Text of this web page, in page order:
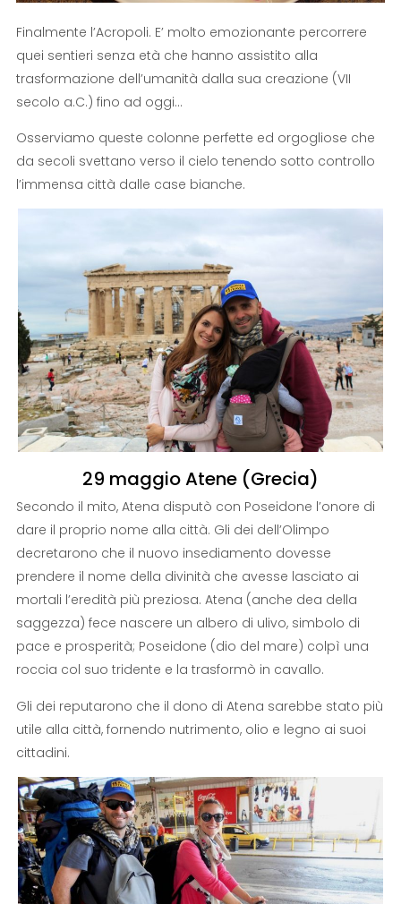
Finalmente l’Acropoli. E’ molto emozionante percorrere
quei sentieri senza età che hanno assistito alla
trasformazione dell’umanità dalla sua creazione (VII
secolo a.C.) fino ad oggi…
Osserviamo queste colonne perfette ed orgogliose che
da secoli svettano verso il cielo tenendo sotto controllo
l’immensa città dalle case bianche.
29 maggio Atene (Grecia)
Secondo il mito, Atena disputò con Poseidone l’onore di
dare il proprio nome alla città. Gli dei dell’Olimpo
decretarono che il nuovo insediamento dovesse
prendere il nome della divinità che avesse lasciato ai
mortali l’eredità più preziosa. Atena (anche dea della
saggezza) fece nascere un albero di ulivo, simbolo di
pace e prosperità; Poseidone (dio del mare) colpì una
roccia col suo tridente e la trasformò in cavallo.
Gli dei reputarono che il dono di Atena sarebbe stato più
utile alla città, fornendo nutrimento, olio e legno ai suoi
cittadini.